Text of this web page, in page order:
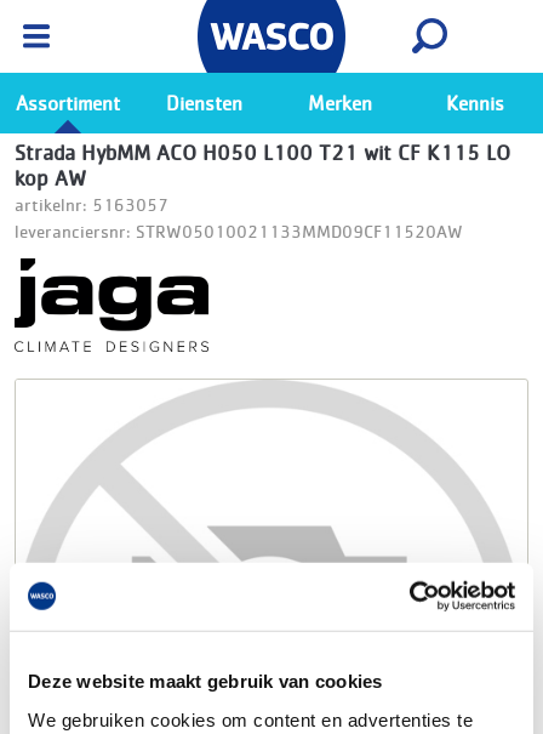
Deze website maakt gebruik van cookies
We gebruiken cookies om content en advertenties te
Ga naar de Wasco app
Bekijk
Assortiment Diensten Merken Kennis
Strada HybMM ACO H050 L100 T21 wit CF K115 LO
kop AW
artikelnr: 5163057
leveranciersnr: STRW05010021133MMD09CF11520AW